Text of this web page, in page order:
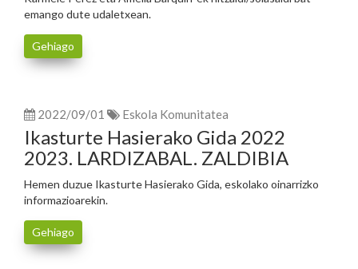
emango dute udaletxean.
Gehiago
2022/09/01 Eskola Komunitatea
Ikasturte Hasierako Gida 2022
2023. LARDIZABAL. ZALDIBIA
Hemen duzue Ikasturte Hasierako Gida, eskolako oinarrizko
informazioarekin.
Gehiago